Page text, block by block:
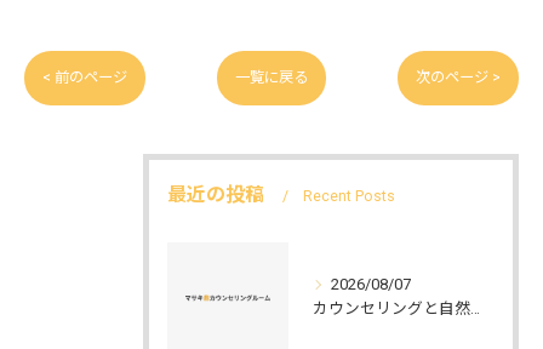
< 前のページ 一覧に戻る 次のページ >
最近の投稿 Recent Posts
2026/08/07
カウンセリングと自然環境がつなぐ実践例と環境カウンセラーの役割を解説